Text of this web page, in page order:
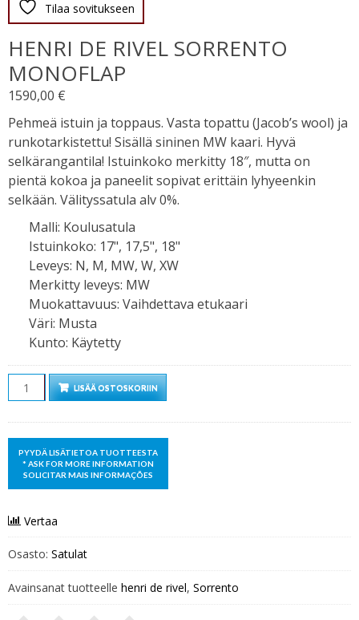
Tilaa sovitukseen
HENRI DE RIVEL SORRENTO
MONOFLAP
1590,00 €
Pehmeä istuin ja toppaus. Vasta topattu (Jacob’s wool) ja
runkotarkistettu! Sisällä sininen MW kaari. Hyvä
selkärangantila! Istuinkoko merkitty 18″, mutta on
pientä kokoa ja paneelit sopivat erittäin lyhyeenkin
selkään. Välityssatula alv 0%.
Malli: Koulusatula
Istuinkoko: 17", 17,5", 18"
Leveys: N, M, MW, W, XW
Merkitty leveys: MW
Muokattavuus: Vaihdettava etukaari
Väri: Musta
Kunto: Käytetty
Määrä LISÄÄ OSTOSKORIIN
Vertaa
Osasto: Satulat
Avainsanat tuotteelle henri de rivel, Sorrento